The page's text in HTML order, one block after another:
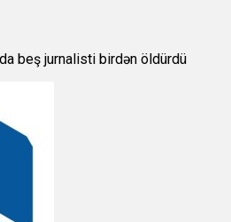
beş jurnalisti birdən öldürdü